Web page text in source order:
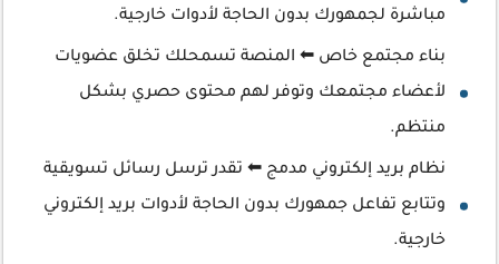
مباشرة لجمهورك بدون الحاجة لأدوات خارجية.
بناء مجتمع خاص ⬅ المنصة تسمحلك تخلق عضويات
لأعضاء مجتمعك وتوفر لهم محتوى حصري بشكل
منتظم.
نظام بريد إلكتروني مدمج ⬅ تقدر ترسل رسائل تسويقية
وتتابع تفاعل جمهورك بدون الحاجة لأدوات بريد إلكتروني
خارجية.